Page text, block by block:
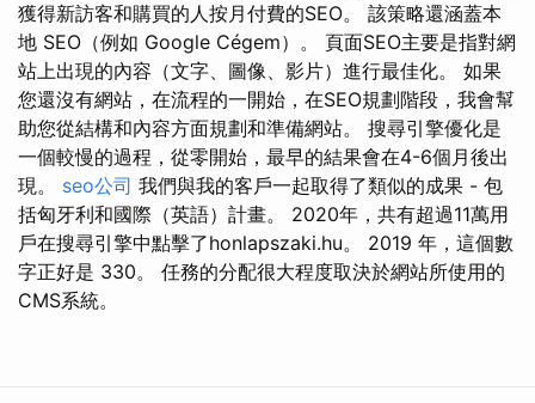
獲得新訪客和購買的人按月付費的SEO。 該策略還涵蓋本
地 SEO（例如 Google Cégem）。 頁面SEO主要是指對網
站上出現的內容（文字、圖像、影片）進行最佳化。 如果
您還沒有網站，在流程的一開始，在SEO規劃階段，我會幫
助您從結構和內容方面規劃和準備網站。 搜尋引擎優化是
一個較慢的過程，從零開始，最早的結果會在4-6個月後出
現。 seo公司 我們與我的客戶一起取得了類似的成果 - 包
括匈牙利和國際（英語）計畫。 2020年，共有超過11萬用
戶在搜尋引擎中點擊了honlapszaki.hu。 2019 年，這個數
字正好是 330。 任務的分配很大程度取決於網站所使用的
CMS系統。